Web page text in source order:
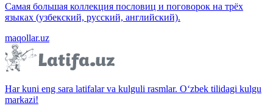
Самая большая коллекция пословиц и поговорок на трёх
языках (узбекский, русский, английский).
maqollar.uz
Har kuni eng sara latifalar va kulguli rasmlar. O‘zbek tilidagi kulgu
markazi!